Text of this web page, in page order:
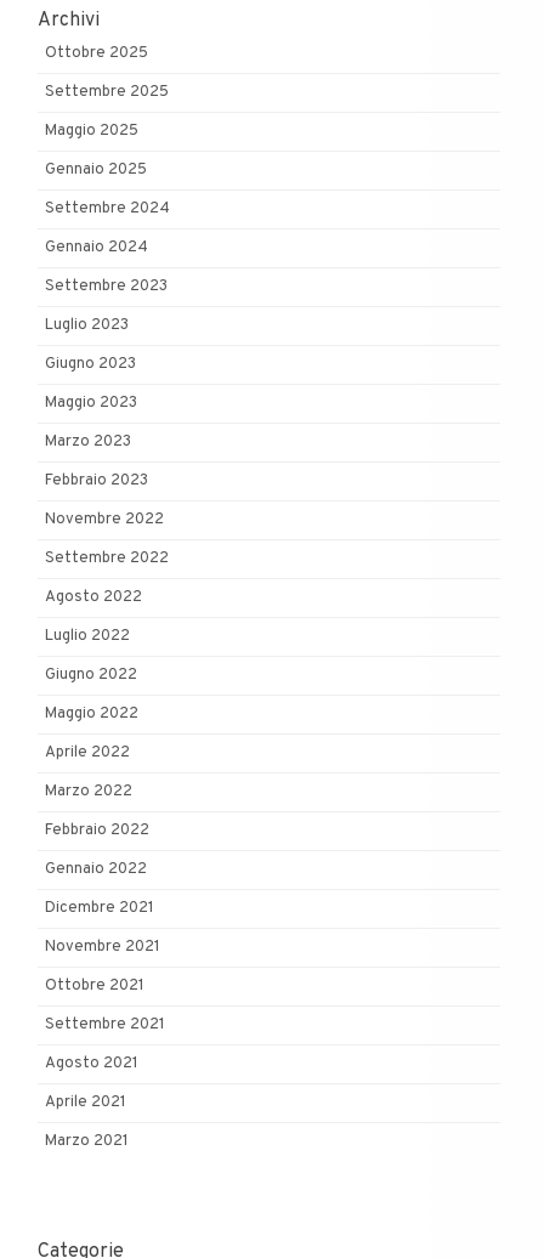
Archivi
Ottobre 2025
Settembre 2025
Maggio 2025
Gennaio 2025
Settembre 2024
Gennaio 2024
Settembre 2023
Luglio 2023
Giugno 2023
Maggio 2023
Marzo 2023
Febbraio 2023
Novembre 2022
Settembre 2022
Agosto 2022
Luglio 2022
Giugno 2022
Maggio 2022
Aprile 2022
Marzo 2022
Febbraio 2022
Gennaio 2022
Dicembre 2021
Novembre 2021
Ottobre 2021
Settembre 2021
Agosto 2021
Aprile 2021
Marzo 2021
Categorie